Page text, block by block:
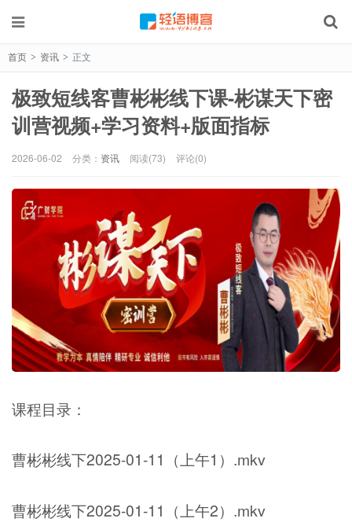
首页 > 资讯 > 正文
极致短线客曹彬彬线下课-彬谋天下密
训营视频+学习资料+版面指标
2026-06-02 分类： 资讯 阅读(73) 评论(0)
课程目录：
曹彬彬线下2025-01-11（上午1）.mkv
曹彬彬线下2025-01-11（上午2）.mkv